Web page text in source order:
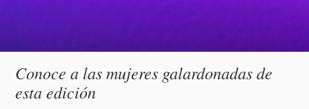
Subtítulo
Conoce a las mujeres galardonadas de
esta edición